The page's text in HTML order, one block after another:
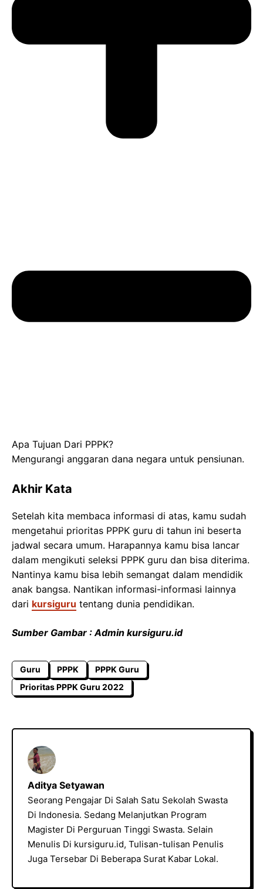
Apa Tujuan Dari PPPK?
Mengurangi anggaran dana negara untuk pensiunan.
Akhir Kata
Setelah kita membaca informasi di atas, kamu sudah
mengetahui prioritas PPPK guru di tahun ini beserta
jadwal secara umum. Harapannya kamu bisa lancar
dalam mengikuti seleksi PPPK guru dan bisa diterima.
Nantinya kamu bisa lebih semangat dalam mendidik
anak bangsa. Nantikan informasi-informasi lainnya
dari kursiguru tentang dunia pendidikan.
Sumber Gambar : Admin kursiguru.id
Guru PPPK
PPPK Guru
Prioritas PPPK Guru 2022
Aditya Setyawan
Seorang Pengajar Di Salah Satu Sekolah Swasta
Di Indonesia. Sedang Melanjutkan Program
Magister Di Perguruan Tinggi Swasta. Selain
Menulis Di kursiguru.id, Tulisan-tulisan Penulis
Juga Tersebar Di Beberapa Surat Kabar Lokal.